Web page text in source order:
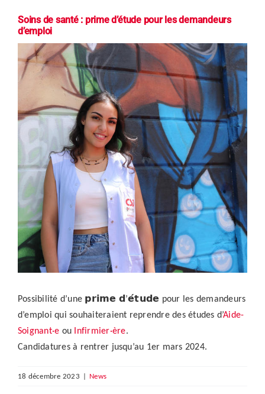
Soins de santé : prime d’étude pour les demandeurs
d’emploi
Voir
l'image
agrandie
Possibilité d’une 𝗽𝗿𝗶𝗺𝗲 𝗱’𝗲́𝘁𝘂𝗱𝗲 pour les demandeurs
d’emploi qui souhaiteraient reprendre des études d’Aide-
Soignant·e ou Infirmier·ère.
Candidatures à rentrer jusqu’au 1er mars 2024.
18 décembre 2023 | News